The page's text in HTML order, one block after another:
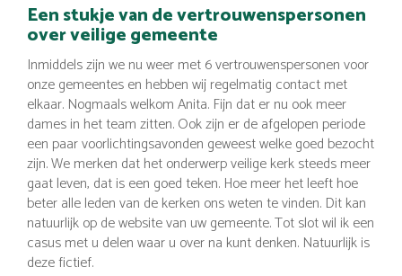
Een stukje van de vertrouwenspersonen
over veilige gemeente
Inmiddels zijn we nu weer met 6 vertrouwenspersonen voor
onze gemeentes en hebben wij regelmatig contact met
elkaar. Nogmaals welkom Anita. Fijn dat er nu ook meer
dames in het team zitten. Ook zijn er de afgelopen periode
een paar voorlichtingsavonden geweest welke goed bezocht
zijn. We merken dat het onderwerp veilige kerk steeds meer
gaat leven, dat is een goed teken. Hoe meer het leeft hoe
beter alle leden van de kerken ons weten te vinden. Dit kan
natuurlijk op de website van uw gemeente. Tot slot wil ik een
casus met u delen waar u over na kunt denken. Natuurlijk is
deze fictief.